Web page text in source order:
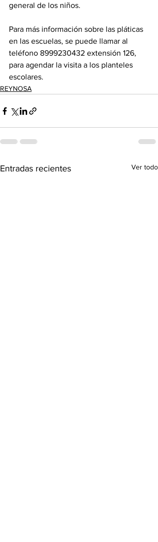
general de los niños.
Para más información sobre las pláticas
en las escuelas, se puede llamar al
teléfono 8999230432 extensión 126,
para agendar la visita a los planteles
escolares.
REYNOSA
Entradas recientes Ver todo